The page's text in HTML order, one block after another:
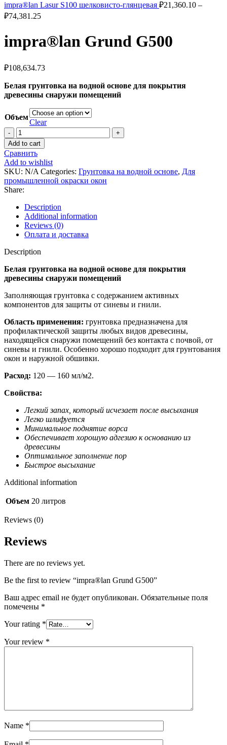
impra®lan Lasur S100 шелковисто-глянцевая ₽21,360.10 –
₽74,381.25
impra®lan Grund G500
₽108,634.73
Белая грунтовка на водной основе для покрытия
древесины снаружи помещений
Объем
Clear
Add to cart
Сравнить
Add to wishlist
SKU: N/A Categories: Грунтовка на водной основе, Для
промышленной окраски окон
Share:
Description
Additional information
Reviews (0)
Оплата и доставка
Description
Белая грунтовка на водной основе для покрытия
древесины снаружи помещений
Заполняющая грунтовка с содержанием активных
компонентов для защиты от синевы и гнили.
Область применения: грунтовка предназначена для
профилактической защиты любых видов древесины,
находящейся снаружи помещений без контакта с почвой, от
синевы и гнили. Особенно хорошо подходит для грунтования
окон и наружной обшивки.
Расход: 120 — 160 мл/м2.
Свойства:
Легкий запах, который исчезает после высыхания
Легко шлифуется
Минимальное поднятие ворса
Обеспечивает хорошую адгезию к основанию из
древесины
Оптимальное заполнение пор
Быстрое высыхание
Additional information
Объем 20 литров
Reviews (0)
Reviews
There are no reviews yet.
Be the first to review “impra®lan Grund G500”
Ваш адрес email не будет опубликован. Обязательные поля
помечены *
Your rating *
Your review *
Name *